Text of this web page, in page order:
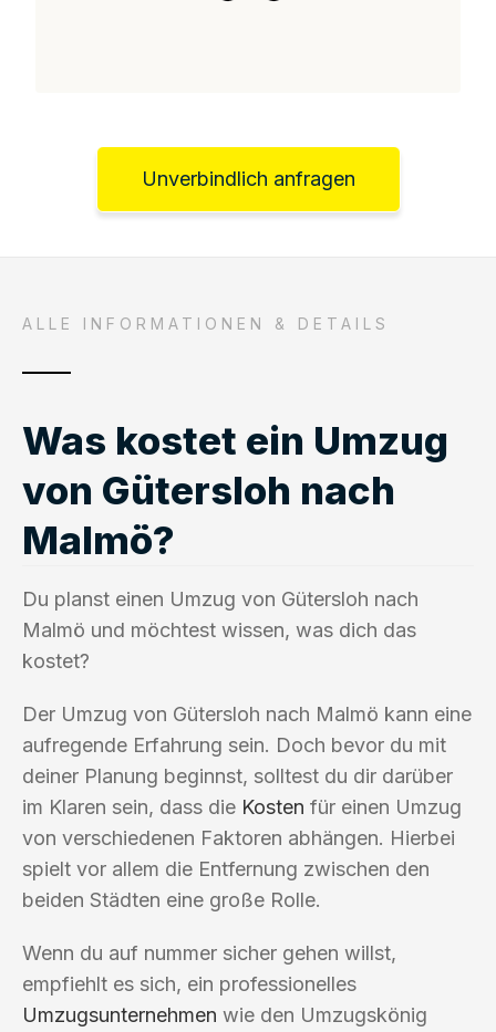
Unverbindlich anfragen
ALLE INFORMATIONEN & DETAILS
Was kostet ein Umzug
von Gütersloh nach
Malmö?
Du planst einen Umzug von Gütersloh nach
Malmö und möchtest wissen, was dich das
kostet?
Der Umzug von Gütersloh nach Malmö kann eine
aufregende Erfahrung sein. Doch bevor du mit
deiner Planung beginnst, solltest du dir darüber
im Klaren sein, dass die Kosten für einen Umzug
von verschiedenen Faktoren abhängen. Hierbei
spielt vor allem die Entfernung zwischen den
beiden Städten eine große Rolle.
Wenn du auf nummer sicher gehen willst,
empfiehlt es sich, ein professionelles
Umzugsunternehmen wie den Umzugskönig